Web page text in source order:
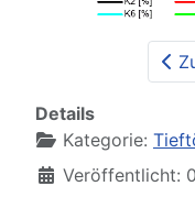
Details
Kategorie:
Veröffentlicht: